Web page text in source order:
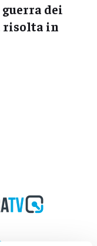
dei
risolta in